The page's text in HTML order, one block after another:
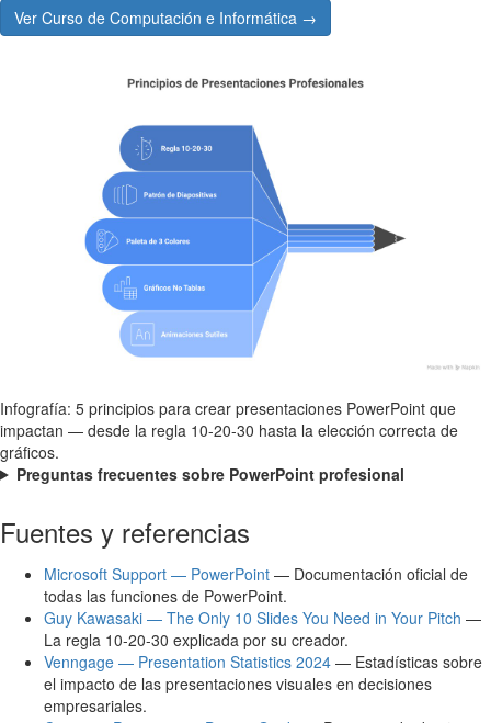
Ver Curso de Computación e Informática →
Infografía: 5 principios para crear presentaciones PowerPoint que
impactan — desde la regla 10-20-30 hasta la elección correcta de
gráficos.
Preguntas frecuentes sobre PowerPoint profesional
Fuentes y referencias
Microsoft Support — PowerPoint — Documentación oficial de
todas las funciones de PowerPoint.
Guy Kawasaki — The Only 10 Slides You Need in Your Pitch —
La regla 10-20-30 explicada por su creador.
Venngage — Presentation Statistics 2024 — Estadísticas sobre
el impacto de las presentaciones visuales en decisiones
empresariales.